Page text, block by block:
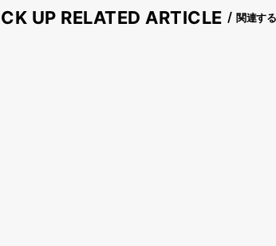
UP RELATED ARTICLE 関連す